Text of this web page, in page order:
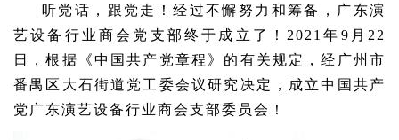
听党话，跟党走！经过不懈努力和筹备，广东演
艺设备行业商会党支部终于成立了！2021年9月22
日，根据《中国共产党章程》的有关规定，经广州市
番禺区大石街道党工委会议研究决定，成立中国共产
党广东演艺设备行业商会支部委员会！